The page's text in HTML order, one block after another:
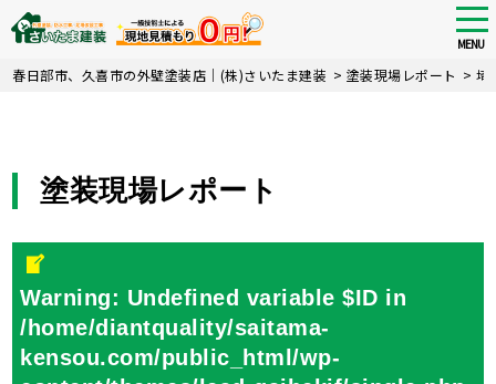
Skip
MENU
春日部市、久喜市の外壁塗装店｜(株)さいたま建装 > 塗装現場レポート >埼
塗装現場レポート
Warning: Undefined variable $ID in
/home/diantquality/saitama-
kensou.com/public_html/wp-